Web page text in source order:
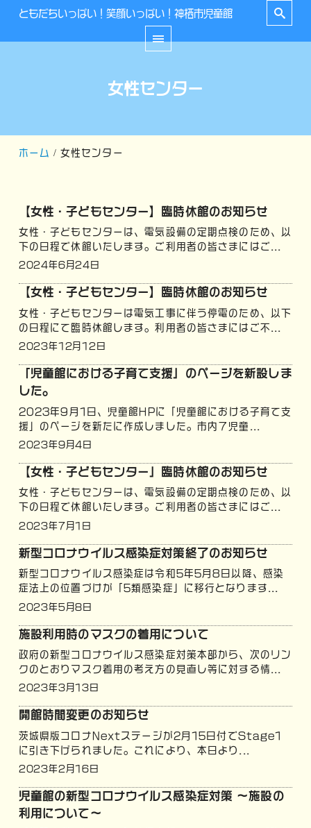
ともだちいっぱい！笑顔いっぱい！神栖市児童館
女性センター
ホーム 女性センター
【女性・子どもセンター】臨時休館のお知らせ
女性・子どもセンターは、電気設備の定期点検のため、以
下の日程で休館いたします。ご利用者の皆さまにはご...
2024年6月24日
【女性・子どもセンター】臨時休館のお知らせ
女性・子どもセンターは電気工事に伴う停電のため、以下
の日程にて臨時休館します。利用者の皆さまにはご不...
2023年12月12日
「児童館における子育て支援」のページを新設しま
した。
2023年9月1日、児童館HPに「児童館における子育て支
援」のページを新たに作成しました。市内７児童...
2023年9月4日
【女性・子どもセンター」臨時休館のお知らせ
女性・子どもセンターは、電気設備の定期点検のため、以
下の日程で休館いたします。ご利用者の皆さまにはご...
2023年7月1日
新型コロナウイルス感染症対策終了のお知らせ
新型コロナウイルス感染症は令和5年5月8日以降、感染
症法上の位置づけが「5類感染症」に移行となります...
2023年5月8日
施設利用時のマスクの着用について
政府の新型コロナウイルス感染症対策本部から、次のリン
クのとおりマスク着用の考え方の見直し等に対する情...
2023年3月13日
開館時間変更のお知らせ
茨城県版コロナNextステージが2月15日付でStage1
に引き下げられました。これにより、本日より...
2023年2月16日
児童館の新型コロナウイルス感染症対策 ～施設の
利用について～